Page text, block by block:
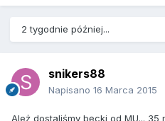
2 tygodnie później...
snikers88
Napisano 16 Marca 2015
Ależ dostaliśmy bęcki od MU... 35